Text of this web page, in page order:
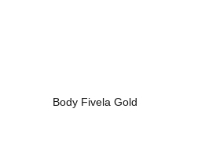
Body Fivela Gold